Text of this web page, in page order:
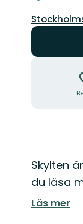
Län:
Beskrivning
Skylten
du läsa
Läs mer